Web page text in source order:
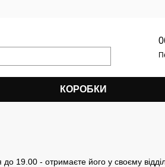
КОРОБКИ
- отримаєте його у своєму